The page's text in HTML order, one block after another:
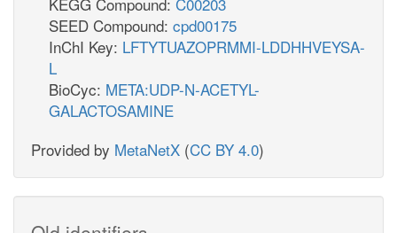
SEED Compound: cpd00175
InChI Key: LFTYTUAZOPRMMI-LDDHHVEYSA-
L
BioCyc: META:UDP-N-ACETYL-
GALACTOSAMINE
Provided by MetaNetX (CC BY 4.0)